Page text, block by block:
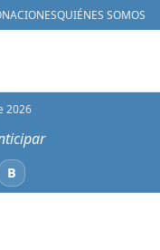
QUIÉNES SOMOS
2026
BBluesky